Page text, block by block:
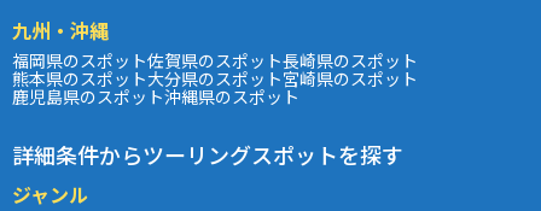
九州・沖縄
福岡県のスポット佐賀県のスポット長崎県のスポット
熊本県のスポット大分県のスポット宮崎県のスポット
鹿児島県のスポット沖縄県のスポット
詳細条件からツーリングスポットを探す
ジャンル